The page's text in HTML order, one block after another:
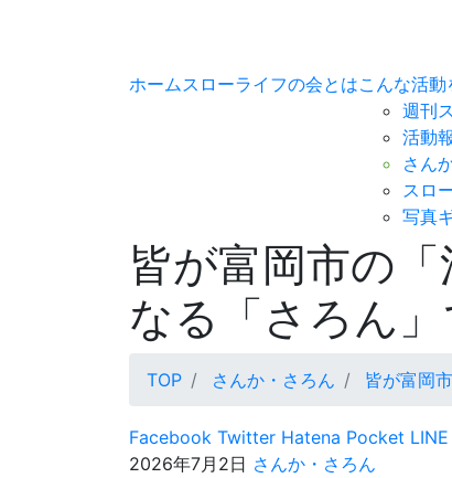
ホームスローライフの会とはこんな活
週刊
活動
さん
スロ
写真
皆が富岡市の
なる「さろん」
TOP さんか・さろん 皆が富岡
Facebook Twitter Hatena Pocket LINE
2026年7月2日 さんか・さろん